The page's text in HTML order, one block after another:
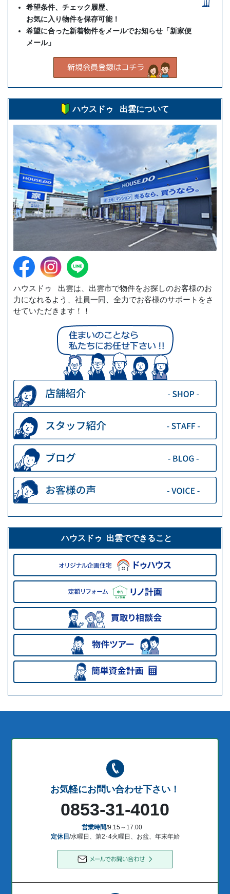
希望条件、チェック履歴、
お気に入り物件を保存可能！
希望に合った新着物件をメールでお知らせ「新家便
メール」
ハウスドゥ 出雲について
ハウスドゥ 出雲は、出雲市で物件をお探しのお客様のお
力になれるよう、社員一同、全力でお客様のサポートをさ
せていただきます！！
ハウスドゥ 出雲でできること
お気軽にお問い合わせ下さい！
0853-31-4010
営業時間/9:15～17:00
定休日/水曜日、第2･4火曜日、お盆、年末年始